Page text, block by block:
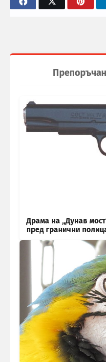
Драма на „Дунав
пред гранични